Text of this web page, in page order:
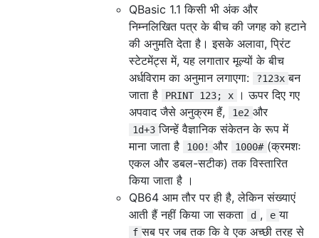
QBasic 1.1 किसी भी अंक और
निम्नलिखित पत्र के बीच की जगह को हटाने
की अनुमति देता है। इसके अलावा, प्रिंट
स्टेटमेंट्स में, यह लगातार मूल्यों के बीच
अर्धविराम का अनुमान लगाएगा:
?123x बन
जाता है
PRINT 123; x
। ऊपर दिए गए
अपवाद जैसे अनुक्रम हैं,
1e2 और
1d+3 जिन्हें वैज्ञानिक संकेतन के रूप में
माना जाता है
100! और 1000# (क्रमशः
एकल और डबल-सटीक) तक विस्तारित
किया जाता है ।
QB64 आम तौर पर ही है, लेकिन संख्याएं
आती हैं नहीं किया जा सकता
d , e या
f सब पर जब तक कि वे एक अच्छी तरह से